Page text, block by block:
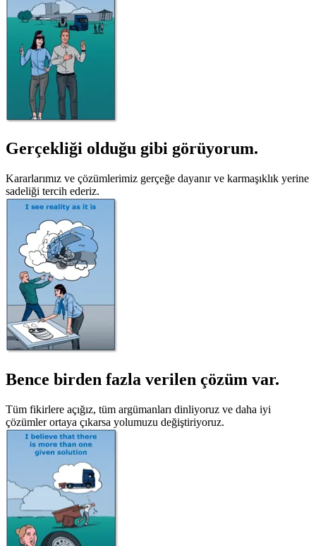
Gerçekliği olduğu gibi görüyorum.
Kararlarımız ve çözümlerimiz gerçeğe dayanır ve karmaşıklık yerine
sadeliği tercih ederiz.
Bence birden fazla verilen çözüm var.
Tüm fikirlere açığız, tüm argümanları dinliyoruz ve daha iyi
çözümler ortaya çıkarsa yolumuzu değiştiriyoruz.